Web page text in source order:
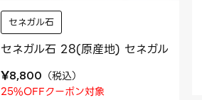
セネガル石
セネガル石 28(原産地) セネガル
¥8,800 （税込）
25%OFFクーポン対象